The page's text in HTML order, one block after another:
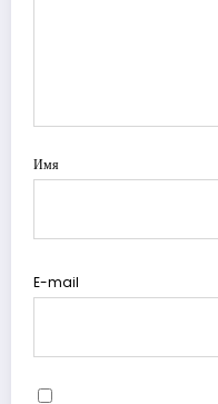
Имя
E-mail